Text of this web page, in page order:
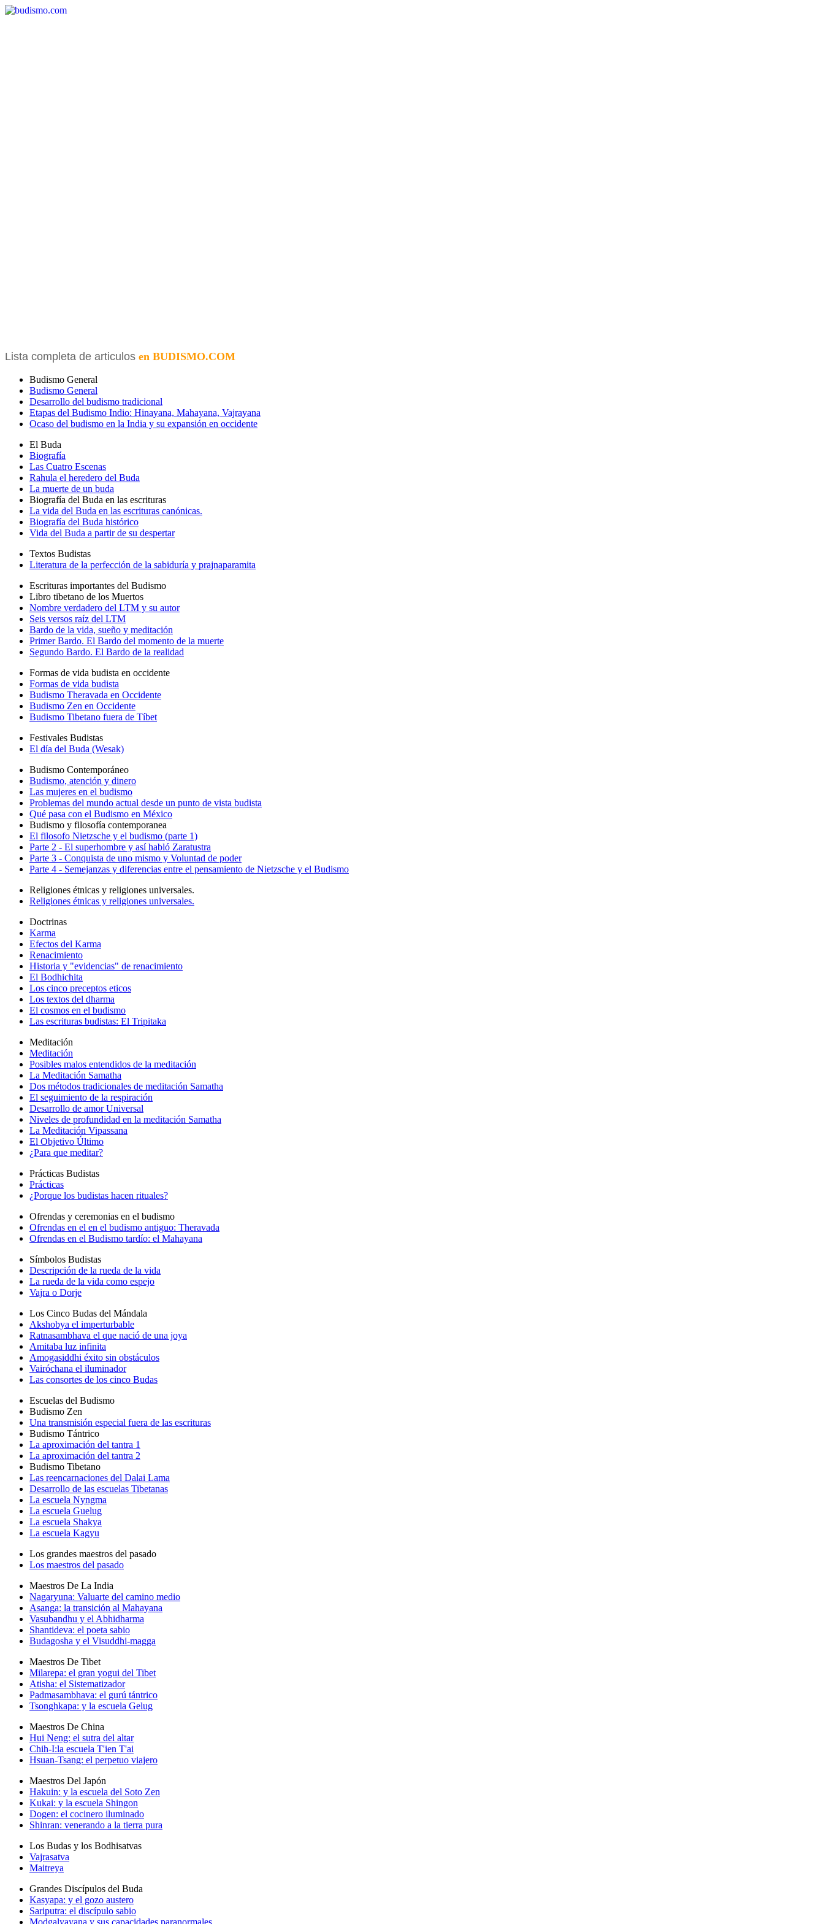
Lista completa de articulos en BUDISMO.COM
Budismo General
Budismo General
Desarrollo del budismo tradicional
Etapas del Budismo Indio: Hinayana, Mahayana, Vajrayana
Ocaso del budismo en la India y su expansión en occidente
El Buda
Biografía
Las Cuatro Escenas
Rahula el heredero del Buda
La muerte de un buda
Biografía del Buda en las escrituras
La vida del Buda en las escrituras canónicas.
Biografía del Buda histórico
Vida del Buda a partir de su despertar
Textos Budistas
Literatura de la perfección de la sabiduría y prajnaparamita
Escrituras importantes del Budismo
Libro tibetano de los Muertos
Nombre verdadero del LTM y su autor
Seis versos raíz del LTM
Bardo de la vida, sueño y meditación
Primer Bardo. El Bardo del momento de la muerte
Segundo Bardo. El Bardo de la realidad
Formas de vida budista en occidente
Formas de vida budista
Budismo Theravada en Occidente
Budismo Zen en Occidente
Budismo Tibetano fuera de Tíbet
Festivales Budistas
El día del Buda (Wesak)
Budismo Contemporáneo
Budismo, atención y dinero
Las mujeres en el budismo
Problemas del mundo actual desde un punto de vista budista
Qué pasa con el Budismo en México
Budismo y filosofía contemporanea
El filosofo Nietzsche y el budismo (parte 1)
Parte 2 - El superhombre y así habló Zaratustra
Parte 3 - Conquista de uno mismo y Voluntad de poder
Parte 4 - Semejanzas y diferencias entre el pensamiento de Nietzsche y el Budismo
Religiones étnicas y religiones universales.
Religiones étnicas y religiones universales.
Doctrinas
Karma
Efectos del Karma
Renacimiento
Historia y "evidencias" de renacimiento
El Bodhichita
Los cinco preceptos eticos
Los textos del dharma
El cosmos en el budismo
Las escrituras budistas: El Tripitaka
Meditación
Meditación
Posibles malos entendidos de la meditación
La Meditación Samatha
Dos métodos tradicionales de meditación Samatha
El seguimiento de la respiración
Desarrollo de amor Universal
Niveles de profundidad en la meditación Samatha
La Meditación Vipassana
El Objetivo Último
¿Para que meditar?
Prácticas Budistas
Prácticas
¿Porque los budistas hacen rituales?
Ofrendas y ceremonias en el budismo
Ofrendas en el en el budismo antiguo: Theravada
Ofrendas en el Budismo tardío: el Mahayana
Símbolos Budistas
Descripción de la rueda de la vida
La rueda de la vida como espejo
Vajra o Dorje
Los Cinco Budas del Mándala
Akshobya el imperturbable
Ratnasambhava el que nació de una joya
Amitaba luz infinita
Amogasiddhi éxito sin obstáculos
Vairóchana el iluminador
Las consortes de los cinco Budas
Escuelas del Budismo
Budismo Zen
Una transmisión especial fuera de las escrituras
Budismo Tántrico
La aproximación del tantra 1
La aproximación del tantra 2
Budismo Tibetano
Las reencarnaciones del Dalai Lama
Desarrollo de las escuelas Tibetanas
La escuela Nyngma
La escuela Guelug
La escuela Shakya
La escuela Kagyu
Los grandes maestros del pasado
Los maestros del pasado
Maestros De La India
Nagaryuna: Valuarte del camino medio
Asanga: la transición al Mahayana
Vasubandhu y el Abhidharma
Shantideva: el poeta sabio
Budagosha y el Visuddhi-magga
Maestros De Tibet
Milarepa: el gran yogui del Tibet
Atisha: el Sistematizador
Padmasambhava: el gurú tántrico
Tsonghkapa: y la escuela Gelug
Maestros De China
Hui Neng: el sutra del altar
Chih-I:la escuela T'ien T'ai
Hsuan-Tsang: el perpetuo viajero
Maestros Del Japón
Hakuin: y la escuela del Soto Zen
Kukai: y la escuela Shingon
Dogen: el cocinero iluminado
Shinran: venerando a la tierra pura
Los Budas y los Bodhisatvas
Vajrasatva
Maitreya
Grandes Discípulos del Buda
Kasyapa: y el gozo austero
Sariputra: el discípulo sabio
Modgalyayana y sus capacidades paranormales